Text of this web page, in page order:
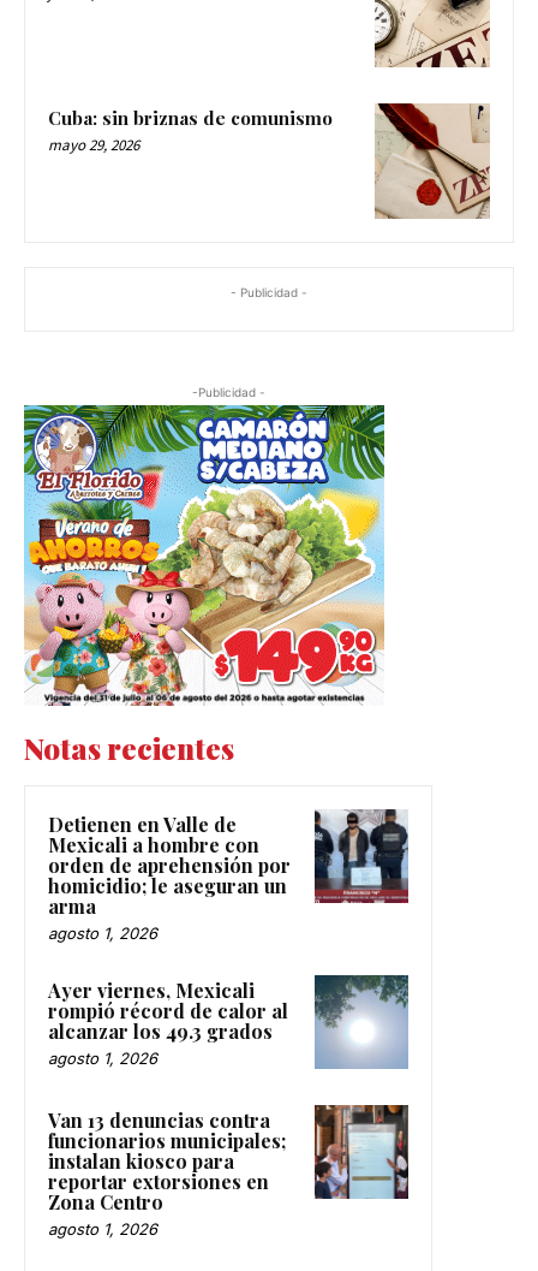
Cuba: sin briznas de comunismo
mayo 29, 2026
- Publicidad -
-Publicidad -
Notas recientes
Detienen en Valle de
Mexicali a hombre con
orden de aprehensión por
homicidio; le aseguran un
arma
agosto 1, 2026
Ayer viernes, Mexicali
rompió récord de calor al
alcanzar los 49.3 grados
agosto 1, 2026
Van 13 denuncias contra
funcionarios municipales;
instalan kiosco para
reportar extorsiones en
Zona Centro
agosto 1, 2026